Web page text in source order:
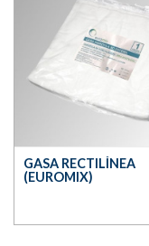
GASA RECTILÍNEA
(EUROMIX)